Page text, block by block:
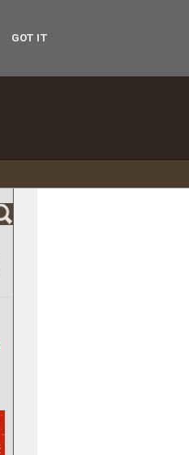
GOT IT